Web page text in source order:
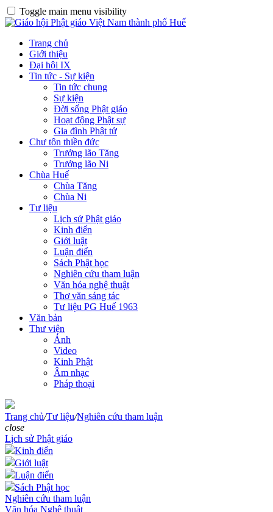
Toggle main menu visibility
Trang chủ
Giới thiệu
Đại hội IX
Tin tức - Sự kiện
Tin tức chung
Sự kiện
Đời sống Phật giáo
Hoạt động Phật sự
Gia đình Phật tử
Chư tôn thiền đức
Trưởng lão Tăng
Trưởng lão Ni
Chùa Huế
Chùa Tăng
Chùa Ni
Tư liệu
Lịch sử Phật giáo
Kinh điển
Giới luật
Luận điển
Sách Phật học
Nghiên cứu tham luận
Văn hóa nghệ thuật
Thơ văn sáng tác
Tư liệu PG Huế 1963
Văn bản
Thư viện
Ảnh
Video
Kinh Phật
Âm nhạc
Pháp thoại
Trang chủ/Tư liệu/Nghiên cứu tham luận
close
Lịch sử Phật giáo
Kinh điển
Giới luật
Luận điển
Sách Phật học
Nghiên cứu tham luận
Văn hóa Nghệ thuật